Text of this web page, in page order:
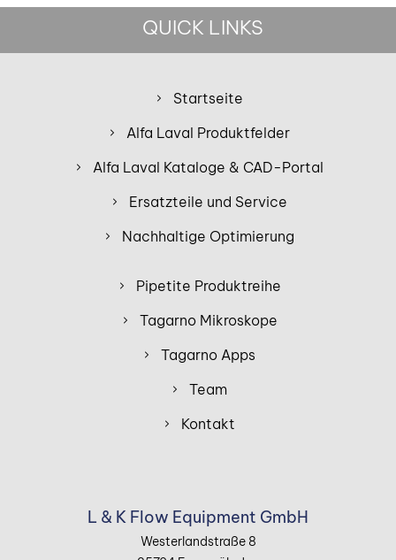
QUICK LINKS
Startseite
Alfa Laval Produktfelder
Alfa Laval Kataloge & CAD-Portal
Ersatzteile und Service
Nachhaltige Optimierung
Pipetite Produktreihe
Tagarno Mikroskope
Tagarno Apps
Team
Kontakt
L & K Flow Equipment GmbH
Westerlandstraße 8